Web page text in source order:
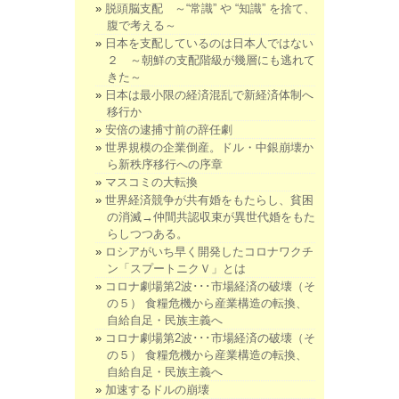
脱頭脳支配 ～“常識” や “知識” を捨て、
腹で考える～
日本を支配しているのは日本人ではない
２ ～朝鮮の支配階級が幾層にも逃れて
きた～
日本は最小限の経済混乱で新経済体制へ
移行か
安倍の逮捕寸前の辞任劇
世界規模の企業倒産。ドル・中銀崩壊か
ら新秩序移行への序章
マスコミの大転換
世界経済競争が共有婚をもたらし、貧困
の消滅→仲間共認収束が異世代婚をもた
らしつつある。
ロシアがいち早く開発したコロナワクチ
ン「スプートニクＶ」とは
コロナ劇場第2波･･･市場経済の破壊（そ
の５） 食糧危機から産業構造の転換、
自給自足・民族主義へ
コロナ劇場第2波･･･市場経済の破壊（そ
の５） 食糧危機から産業構造の転換、
自給自足・民族主義へ
加速するドルの崩壊